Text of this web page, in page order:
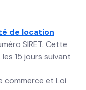
de location
SIRET. Cette
15 jours suivant
commerce et Loi